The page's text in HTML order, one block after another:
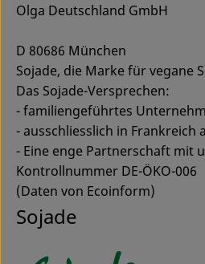
Olga Deutschland GmbH
D 80686 München
Sojade, die Marke für vegane
Das Sojade-Versprechen:
- familiengeführtes
- ausschliesslich in Frankreich
- Eine enge Partnerschaft mit
Kontrollnummer DE-ÖKO-006
(Daten von Ecoinform)
Sojade